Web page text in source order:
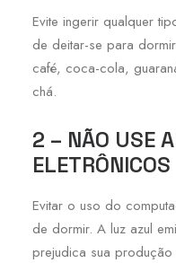
Evite ingerir qualquer
de deitar-se para
café, coca-cola,
chá.
2 – NÃO USE
Evitar o uso do
de dormir. A luz azul
prejudica sua produção